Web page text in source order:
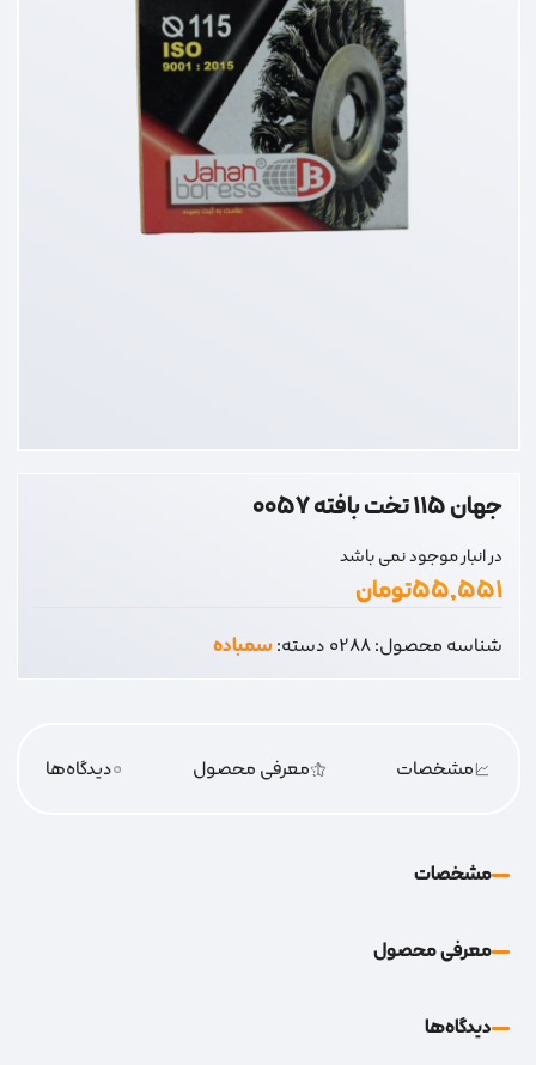
جهان 115 تخت بافته 0057
در انبار موجود نمی باشد
۵۵,۵۵۱تومان
شناسه محصول:0288دسته:سمباده
مشخصات معرفی محصول 0دیدگاه‌‌ها
مشخصات
معرفی محصول
دیدگاه‌‌ها